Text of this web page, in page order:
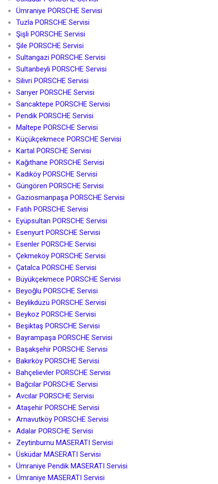
Ümraniye PORSCHE Servisi
Tuzla PORSCHE Servisi
Şişli PORSCHE Servisi
Şile PORSCHE Servisi
Sultangazi PORSCHE Servisi
Sultanbeyli PORSCHE Servisi
Silivri PORSCHE Servisi
Sarıyer PORSCHE Servisi
Sancaktepe PORSCHE Servisi
Pendik PORSCHE Servisi
Maltepe PORSCHE Servisi
Küçükçekmece PORSCHE Servisi
Kartal PORSCHE Servisi
Kağıthane PORSCHE Servisi
Kadıköy PORSCHE Servisi
Güngören PORSCHE Servisi
Gaziosmanpaşa PORSCHE Servisi
Fatih PORSCHE Servisi
Eyüpsultan PORSCHE Servisi
Esenyurt PORSCHE Servisi
Esenler PORSCHE Servisi
Çekmeköy PORSCHE Servisi
Çatalca PORSCHE Servisi
Büyükçekmece PORSCHE Servisi
Beyoğlu PORSCHE Servisi
Beylikdüzü PORSCHE Servisi
Beykoz PORSCHE Servisi
Beşiktaş PORSCHE Servisi
Bayrampaşa PORSCHE Servisi
Başakşehir PORSCHE Servisi
Bakırköy PORSCHE Servisi
Bahçelievler PORSCHE Servisi
Bağcılar PORSCHE Servisi
Avcılar PORSCHE Servisi
Ataşehir PORSCHE Servisi
Arnavutköy PORSCHE Servisi
Adalar PORSCHE Servisi
Zeytinburnu MASERATI Servisi
Üsküdar MASERATI Servisi
Ümraniye Pendik MASERATI Servisi
Ümraniye MASERATI Servisi